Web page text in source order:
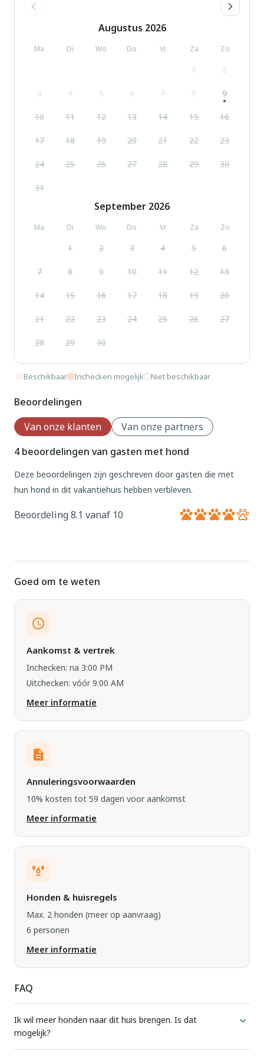
Augustus 2026
Ma Di Wo Do Vr Za Zo
1 2
3 4 5 6 7 8 9
10 11 12 13 14 15 16
17 18 19 20 21 22 23
24 25 26 27 28 29 30
31
September 2026
Ma Di Wo Do Vr Za Zo
1 2 3 4 5 6
7 8 9 10 11 12 13
14 15 16 17 18 19 20
21 22 23 24 25 26 27
28 29 30
Beschikbaar Inchecken mogelijk Niet beschikbaar
Beoordelingen
Van onze klanten
Van onze partners
4 beoordelingen van gasten met hond
Deze beoordelingen zijn geschreven door gasten die met
hun hond in dit vakantiehuis hebben verbleven.
Beoordeling 8.1 vanaf 10
Goed om te weten
Aankomst & vertrek
Inchecken: na 3:00 PM
Uitchecken: vóór 9:00 AM
Meer informatie
Annuleringsvoorwaarden
10% kosten tot 59 dagen voor aankomst
Meer informatie
Honden & huisregels
Max. 2 honden (meer op aanvraag)
6 personen
Meer informatie
FAQ
Ik wil meer honden naar dit huis brengen. Is dat
mogelijk?